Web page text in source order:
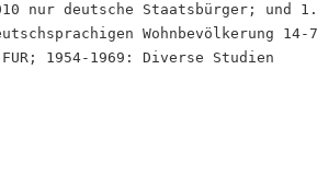
nur deutsche Staatsbürger; und
Wohnbevölkerung 14-
1954-1969: Diverse Studien